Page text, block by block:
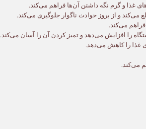
غذا و گرم نگه داشتن آن‌ها فراهم می‌کند.
و از بروز حوادث ناگوار جلوگیری می‌کند.
فراهم می‌کند.
را افزایش می‌دهد و تمیز کردن آن را آسان می‌کند.